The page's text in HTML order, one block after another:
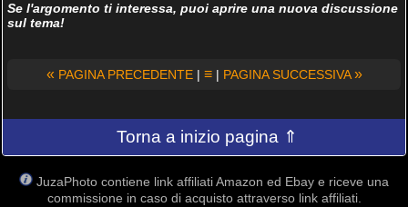
Se l'argomento ti interessa, puoi aprire una nuova discussione
sul tema!
« PAGINA PRECEDENTE| ≡| PAGINA SUCCESSIVA»
Torna a inizio pagina ⇑
JuzaPhoto contiene link affiliati Amazon ed Ebay e riceve una
commissione in caso di acquisto attraverso link affiliati.